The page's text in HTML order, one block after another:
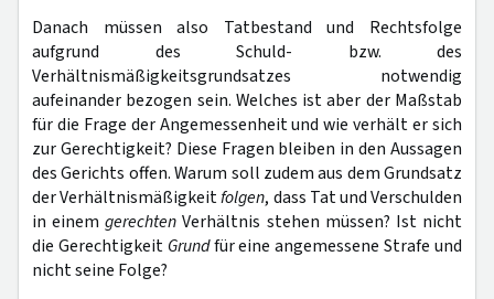
Danach müssen also Tatbestand und Rechtsfolge
aufgrund des Schuld- bzw. des
Verhältnismäßigkeitsgrundsatzes notwendig
aufeinander bezogen sein. Welches ist aber der Maßstab
für die Frage der Angemessenheit und wie verhält er sich
zur Gerechtigkeit? Diese Fragen bleiben in den Aussagen
des Gerichts offen. Warum soll zudem aus dem Grundsatz
der Verhältnismäßigkeitfolgen, dass Tat und Verschulden
in einemgerechten Verhältnis stehen müssen? Ist nicht
die Gerechtigkeit Grundfür eine angemessene Strafe und
nicht seine Folge?